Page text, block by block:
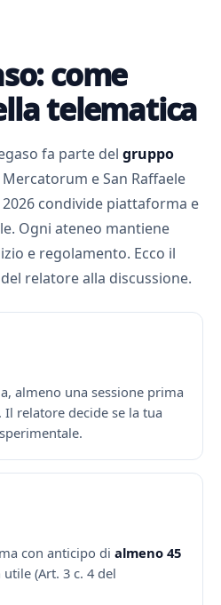
come
telematica
fa parte del gruppo
e San Raffaele
condivide piattaforma e
Ogni ateneo mantiene
e regolamento. Ecco il
relatore alla discussione.
almeno una sessione prima
relatore decide se la tua
con anticipo di almeno 45
(Art. 3 c. 4 del